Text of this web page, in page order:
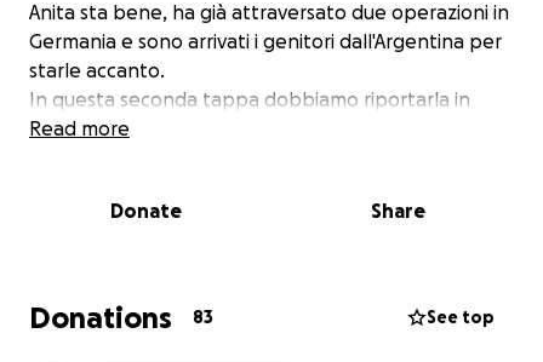
Anita sta bene, ha già attraversato due operazioni in
Germania e sono arrivati i genitori dall'Argentina per
starle accanto.
In questa seconda tappa dobbiamo riportarla in
Italia perché possa continuare con le terapie e
sostenere i costi tanto in Germania quanto in Italia.
Read more
Donate Share
Donations 83 See top